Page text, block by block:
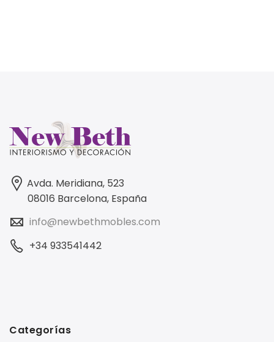
Avda. Meridiana, 523
08016 Barcelona, España
info@newbethmobles.com
+34 933541442
Categorías